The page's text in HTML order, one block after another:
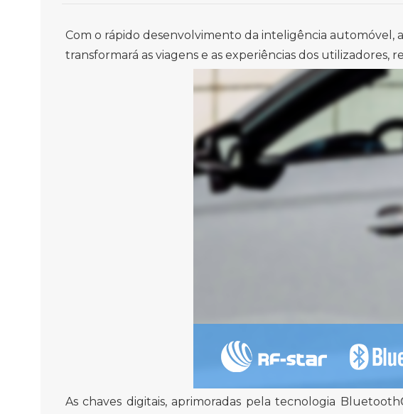
Com o rápido desenvolvimento da inteligência automóvel,
transformará as viagens e as experiências dos
As chaves digitais, aprimoradas pela tecnologia